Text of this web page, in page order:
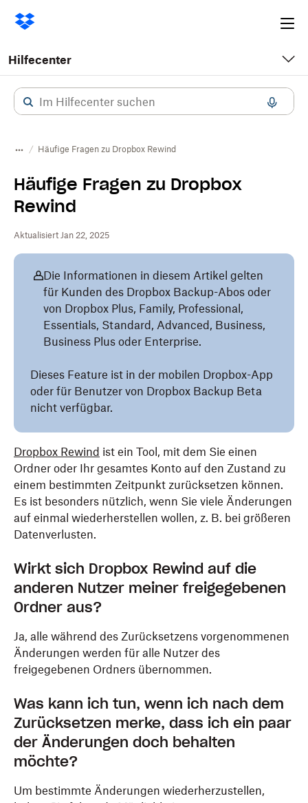
Hilfecenter
Häufige Fragen zu Dropbox Rewind
Häufige Fragen zu Dropbox
Rewind
Aktualisiert Jan 22, 2025
Die Informationen in diesem Artikel gelten
für Kunden des Dropbox Backup-Abos oder
von Dropbox Plus, Family, Professional,
Essentials, Standard, Advanced, Business,
Business Plus oder Enterprise.
Dieses Feature ist in der mobilen Dropbox-App
oder für Benutzer von Dropbox Backup Beta
nicht verfügbar.
Dropbox Rewind ist ein Tool, mit dem Sie einen
Ordner oder Ihr gesamtes Konto auf den Zustand zu
einem bestimmten Zeitpunkt zurücksetzen können.
Es ist besonders nützlich, wenn Sie viele Änderungen
auf einmal wiederherstellen wollen, z. B. bei größeren
Datenverlusten.
Wirkt sich Dropbox Rewind auf die
anderen Nutzer meiner freigegebenen
Ordner aus?
Ja, alle während des Zurücksetzens vorgenommenen
Änderungen werden für alle Nutzer des
freigegebenen Ordners übernommen.
Was kann ich tun, wenn ich nach dem
Zurücksetzen merke, dass ich ein paar
der Änderungen doch behalten
möchte?
Um bestimmte Änderungen wiederherzustellen,